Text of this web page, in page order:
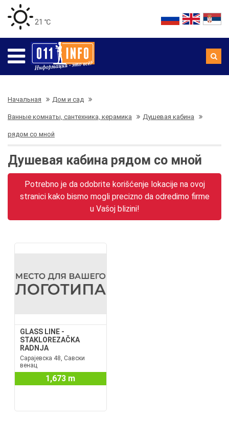
21 ℃
Начальная Дом и сад
Ванные комнаты, сантехника, керамика Душевая кабина
рядом со мной
Душевая кабина рядом со мной
Potrebno je da odobrite korišćenje lokacije na ovoj
stranici kako bismo mogli precizno da odredimo firme
u Vašoj blizini!
GLASS LINE -
STAKLOREZAČKA
RADNJA
Сарајевска 48, Савски
венац
1,673 m